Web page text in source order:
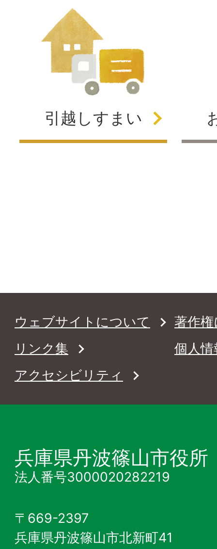
引越しすまい
ウェブサイトについて
著作
リンク集
個人
アクセシビリティ
兵庫県丹波篠山市役所
法人番号3000020282219
〒669-2397
兵庫県丹波篠山市北新町41